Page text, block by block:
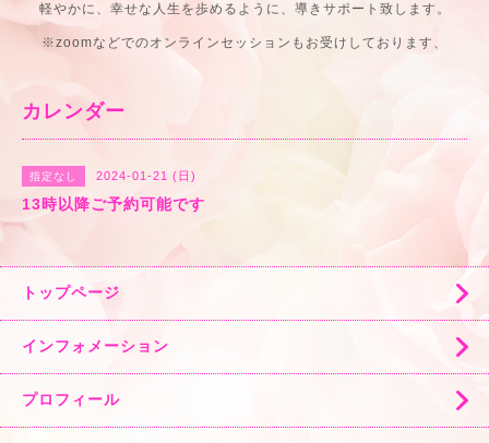
軽やかに、幸せな人生を歩めるように、導きサポート致します。
※zoomなどでのオンラインセッションもお受けしております、
カレンダー
指定なし 2024-01-21 (日)
13時以降ご予約可能です
トップページ
インフォメーション
プロフィール